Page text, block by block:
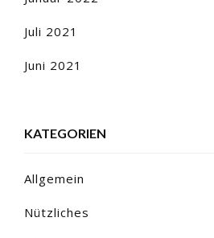
Juli 2021
Juni 2021
KATEGORIEN
Allgemein
Nützliches